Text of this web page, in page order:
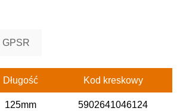
GPSR
Długość Kod kreskowy
125mm 5902641046124